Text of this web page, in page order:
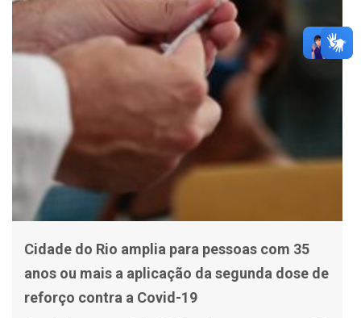
Cidade do Rio amplia para pessoas com 35
anos ou mais a aplicação da segunda dose de
reforço contra a Covid-19